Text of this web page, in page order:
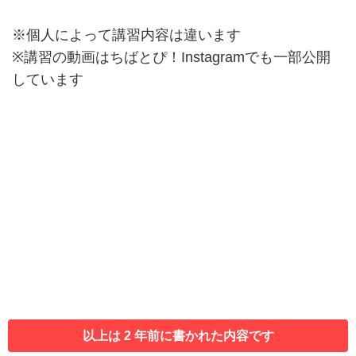
※個人によって講習内容は違います
※講習の動画はちばとぴ！Instagramでも一部公開
しています
以上は 2 年前に書かれた内容です